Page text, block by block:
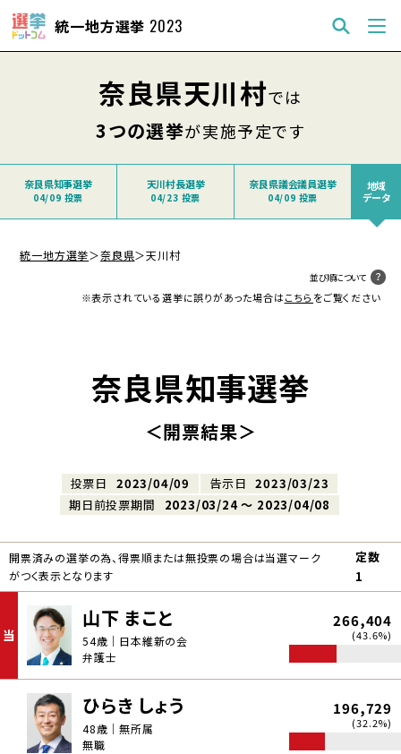
統一地方選挙 2023
奈良県天川村では
3つの選挙が実施予定です
奈良県知事選挙
04/09 投票
天川村長選挙
04/23 投票
奈良県議会議員選挙
04/09 投票
地域
データ
統一地方選挙＞奈良県＞天川村
並び順について
※表示されている選挙に誤りがあった場合はこちら をご覧ください
奈良県知事選挙
＜開票結果＞
投票日 2023/04/09 告示日
2023/03/23
期日前投票期間
2023/03/24 〜 2023/04/08
開票済みの選挙の為、得票順または無投票の場合は当選マーク
がつく表示となります
定数
1
当
山下 まこと
54歳｜日本維新の会
弁護士
266,404
(43.6%)
ひらき しょう
48歳｜無所属
無職
196,729
(32.2%)